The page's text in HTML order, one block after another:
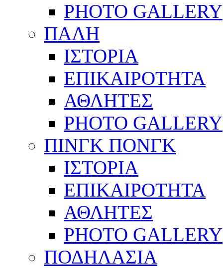
PHOTO GALLERY
ΠΑΛΗ
ΙΣΤΟΡΙΑ
ΕΠΙΚΑΙΡΟΤΗΤΑ
ΑΘΛΗΤΕΣ
PHOTO GALLERY
ΠΙΝΓΚ ΠΟΝΓΚ
ΙΣΤΟΡΙΑ
ΕΠΙΚΑΙΡΟΤΗΤΑ
ΑΘΛΗΤΕΣ
PHOTO GALLERY
ΠΟΔΗΛΑΣΙΑ